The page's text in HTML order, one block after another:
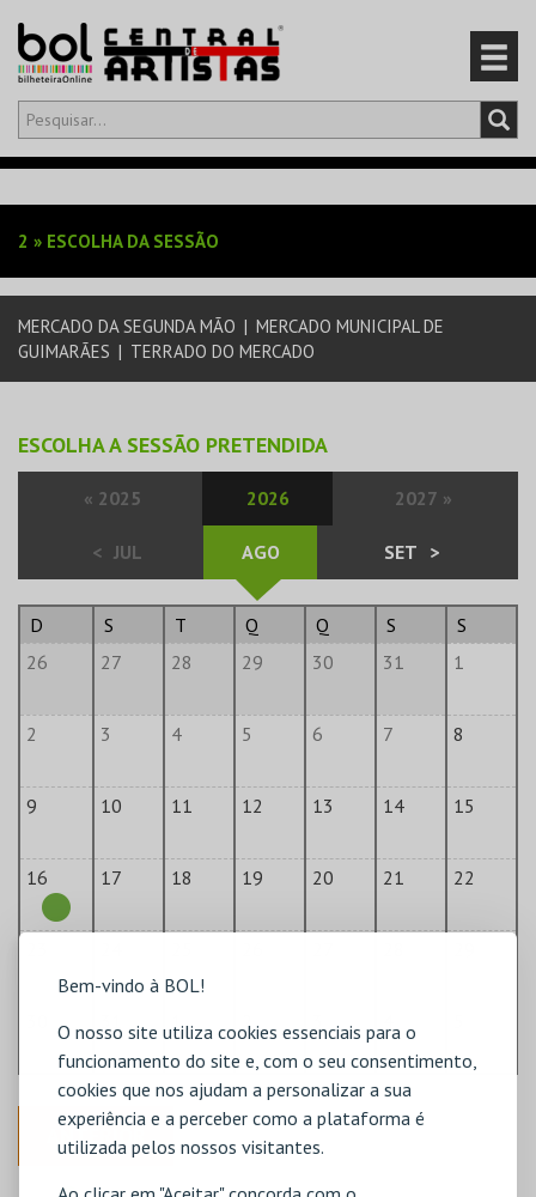
Bem-vindo à BOL!
O nosso site utiliza cookies essenciais para o
funcionamento do site e, com o seu consentimento,
cookies que nos ajudam a personalizar a sua
experiência e a perceber como a plataforma é
utilizada pelos nossos visitantes.
Olá,iniciar sessão
EVENTOS
CARTÕES
2 » ESCOLHA DA SESSÃO
MERCADO DA SEGUNDA MÃO | MERCADO MUNICIPAL DE
GUIMARÃES | TERRADO DO MERCADO
ESCOLHA A SESSÃO PRETENDIDA
« 2025 2026 2027 »
< JUL AGO SET >
D S T Q Q S
S
26
27 28 29 30 31 1
2 3 4 5 6 7 8
9 10 11 12 13 14 15
16 17 18 19 20 21 22
1 2
ANTERIOR